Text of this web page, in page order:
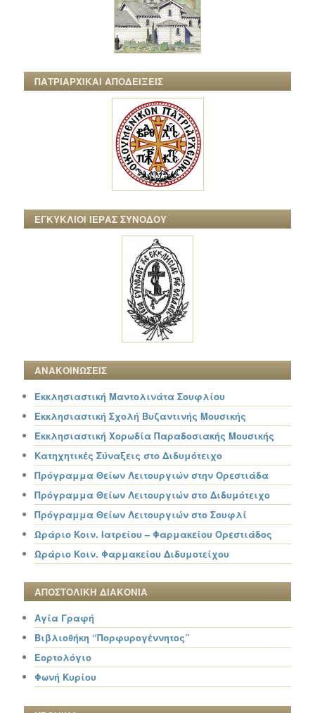
ΠΑΤΡΙΑΡΧΙΚΑΙ ΑΠΟΔΕΙΞΕΙΣ
ΕΓΚΥΚΛΙΟΙ ΙΕΡΑΣ ΣΥΝΟΔΟΥ
ΑΝΑΚΟΙΝΩΣΕΙΣ
Εκκλησιαστική Μαντολινάτα Σουφλίου
Εκκλησιαστική Σχολή Βυζαντινής Μουσικής
Εκκλησιαστική Χορωδία Παραδοσιακής Μουσικής
Κατηχητικές Σύναξεις στο Διδυμότειχο
Πρόγραμμα Θείων Λειτουργιών στην Ορεστιάδα
Πρόγραμμα Θείων Λειτουργιών στο Διδυμότειχο
Πρόγραμμα Θείων Λειτουργιών στο Σουφλί
Ωράριο Κοιν. Ιατρείου – Φαρμακείου Ορεστιάδος
Ωράριο Κοιν. Φαρμακείου Διδυμοτείχου
ΑΠΟΣΤΟΛΙΚΗ ΔΙΑΚΟΝΙΑ
Αγία Γραφή
Βιβλιοθήκη “Πορφυρογέννητος”
Εορτολόγιο
Φωνή Κυρίου